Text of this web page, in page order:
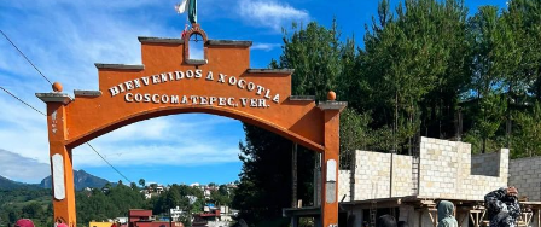
ANTES
La justicia me dio la razón; Jackson